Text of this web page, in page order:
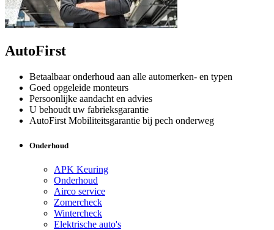
AutoFirst
Betaalbaar onderhoud aan alle automerken- en typen
Goed opgeleide monteurs
Persoonlijke aandacht en advies
U behoudt uw fabrieksgarantie
AutoFirst Mobiliteitsgarantie bij pech onderweg
Onderhoud
APK Keuring
Onderhoud
Airco service
Zomercheck
Wintercheck
Elektrische auto's